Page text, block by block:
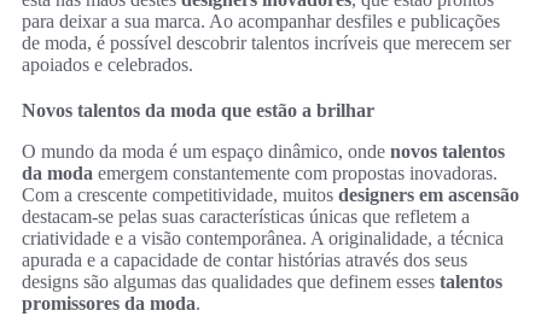
para deixar a sua marca. Ao acompanhar desfiles e publicações
de moda, é possível descobrir talentos incríveis que merecem ser
apoiados e celebrados.
Novos talentos da moda que estão a brilhar
O mundo da moda é um espaço dinâmico, onde novos talentos
da moda emergem constantemente com propostas inovadoras.
Com a crescente competitividade, muitos designers em ascensão
destacam-se pelas suas características únicas que refletem a
criatividade e a visão contemporânea. A originalidade, a técnica
apurada e a capacidade de contar histórias através dos seus
designs são algumas das qualidades que definem esses talentos
promissores da moda.